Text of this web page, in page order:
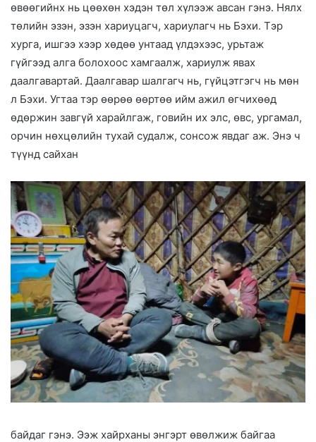
өвөөгийнх нь цөөхөн хэдэн төл хүлээж авсан гэнэ. Нялх
төлийн эзэн, эзэн хариуцагч, хариулагч нь Бэхи. Тэр
хурга, ишгээ хээр хөдөө унтаад үлдэхээс, урьтаж
гүйгээд алга болохоос хамгаалж, хариулж явах
даалгавартай. Даалгавар шалгагч нь, гүйцэтгэгч нь мөн
л Бэхи. Угтаа тэр өөрөө өөртөө ийм ажил өгчихөөд
өдөржин завгүй харайлгаж, говийн их элс, өвс, ургамал,
орчин нөхцөлийн тухай судалж, сонсож явдаг аж. Энэ ч
түүнд сайхан
байдаг гэнэ. Ээж хайрханы энгэрт өвөлжиж байгаа